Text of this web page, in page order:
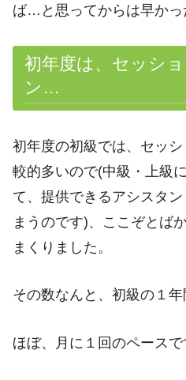
ば…と思ってからは早かっ
初年度は、セッシ
ン…
初年度の初級では、セッ
較的多いので(中級・上級
て、提供できるアシスタ
まうのです)、ここぞとば
まくりました。
その数なんと、初級の１年
ほぼ、月に１回のペースで